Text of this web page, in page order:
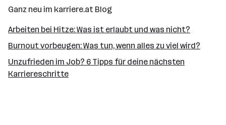
Ganz neu im karriere.at Blog
Arbeiten bei Hitze: Was ist erlaubt und was nicht?
Burnout vorbeugen: Was tun, wenn alles zu viel wird?
Unzufrieden im Job? 6 Tipps für deine nächsten
Karriereschritte